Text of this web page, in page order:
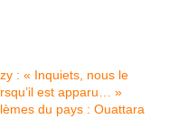
: « Inquiets, nous le
est apparu… »
du pays : Ouattara